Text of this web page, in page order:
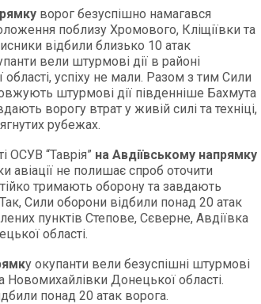
ворог безуспішно намагався
поблизу Хромового, Кліщіївки та
відбили близько 10 атак
вели штурмові дії в районі
успіху не мали. Разом з тим Сили
штурмові дії південніше Бахмута
ворогу втрат у живій силі та техніці,
рубежах.
ОСУВ “Таврія” на Авдіївському напрямку
авіації не полишає спроб оточити
тримають оборону та завдають
Сили оборони відбили понад 20 атак
пунктів Степове, Сєверне, Авдіївка
області.
у окупанти вели безуспішні штурмові
Новомихайлівки Донецької області.
понад 20 атак ворога.